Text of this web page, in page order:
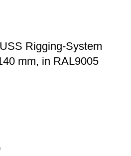
Rigging-System
mm, in RAL9005